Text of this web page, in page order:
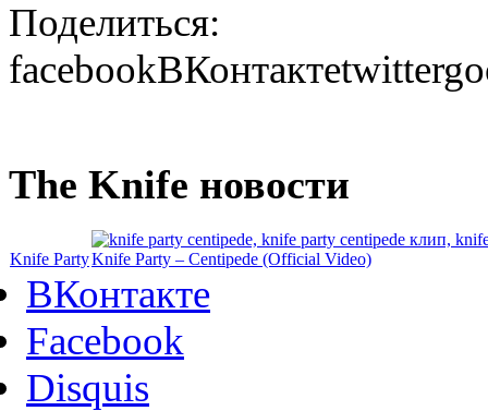
Поделиться:
facebookВКонтактеtwitter
The Knife новости
Knife PartyKnife Party – Centipede (Official Video)
ВКонтакте
Facebook
Disquis